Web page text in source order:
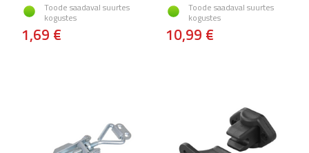
Toode saadaval suurtes
kogustes
1,69 €
Toode saadaval suurtes
kogustes
10,99 €